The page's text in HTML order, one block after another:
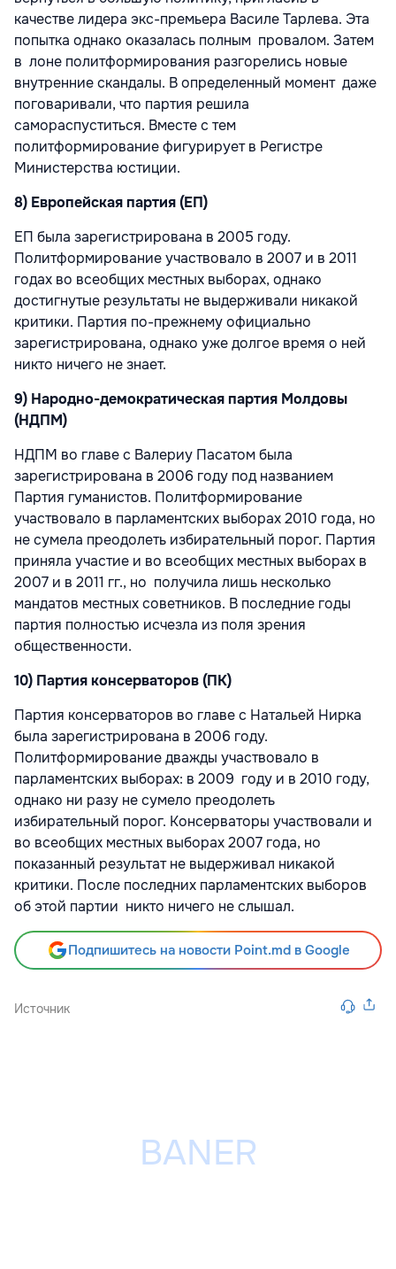
качестве лидера экс-премьера Василе Тарлева. Эта
попытка однако оказалась полным провалом. Затем
в лоне политформирования разгорелись новые
внутренние скандалы. В определенный момент даже
поговаривали, что партия решила
самораспуститься. Вместе с тем
политформирование фигурирует в Регистре
Министерства юстиции.
8) Европейская партия (ЕП)
ЕП была зарегистрирована в 2005 году.
Политформирование участвовало в 2007 и в 2011
годах во всеобщих местных выборах, однако
достигнутые результаты не выдерживали никакой
критики. Партия по-прежнему официально
зарегистрирована, однако уже долгое время о ней
никто ничего не знает.
9) Народно-демократическая партия Молдовы
(НДПМ)
НДПМ во главе с Валериу Пасатом была
зарегистрирована в 2006 году под названием
Партия гуманистов. Политформирование
участвовало в парламентских выборах 2010 года, но
не сумела преодолеть избирательный порог. Партия
приняла участие и во всеобщих местных выборах в
2007 и в 2011 гг., но получила лишь несколько
мандатов местных советников. В последние годы
партия полностью исчезла из поля зрения
общественности.
10) Партия консерваторов (ПК)
Партия консерваторов во главе с Натальей Нирка
была зарегистрирована в 2006 году.
Политформирование дважды участвовало в
парламентских выборах: в 2009 году и в 2010 году,
однако ни разу не сумело преодолеть
избирательный порог. Консерваторы участвовали и
во всеобщих местных выборах 2007 года, но
показанный результат не выдерживал никакой
критики. После последних парламентских выборов
об этой партии никто ничего не слышал.
Подпишитесь на новости Point.md в Google
Источник